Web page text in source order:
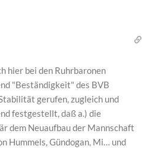
hier bei den Ruhrbaronen
"Beständigkeit" des BVB
gerufen, zugleich und
festgestellt, daß a.) die
dem Neuaufbau der Mannschaft
Hummels, Gündogan, Mi… und